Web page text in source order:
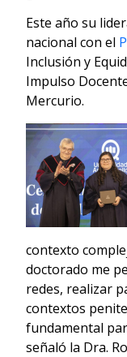
Este año su
nacional con el
Inclusión y
Impulso
Mercurio.
contexto
doctorado me
redes, realizar
contextos
fundamental
señaló la Dra.